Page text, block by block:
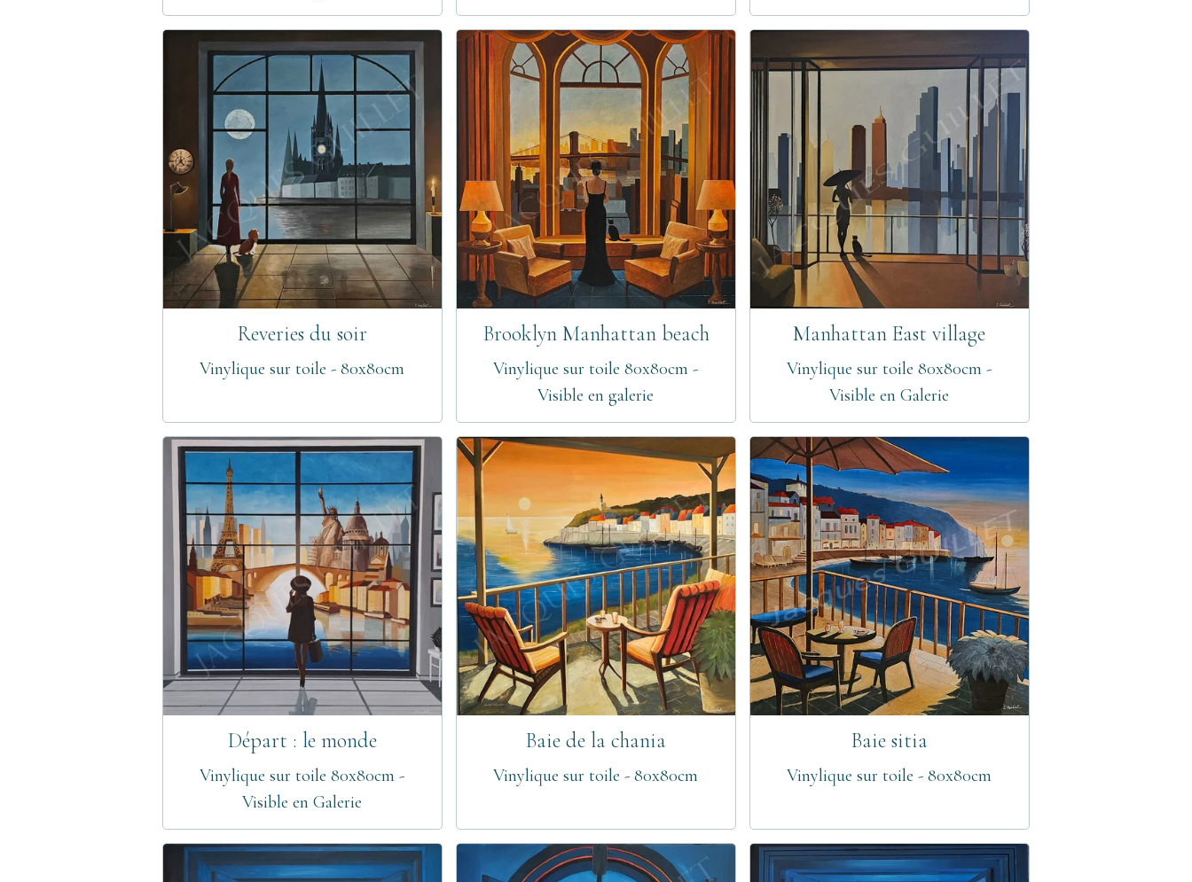
Reveries du soir
Vinylique sur toile - 80x80cm
Brooklyn Manhattan beach
Vinylique sur toile 80x80cm -
Visible en galerie
Manhattan East village
Vinylique sur toile 80x80cm -
Visible en Galerie
Départ : le monde
Vinylique sur toile 80x80cm -
Visible en Galerie
Baie de la chania
Vinylique sur toile - 80x80cm
Baie sitia
Vinylique sur toile - 80x80cm